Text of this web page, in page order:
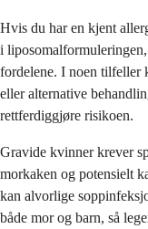
Hvis du har en kjent
i
fordelene. I noen tilfeller
eller alternative
rettferdiggjøre risikoen.
Gravide kvinner krever
morkaken og potensielt
kan alvorlige
både mor og barn, så